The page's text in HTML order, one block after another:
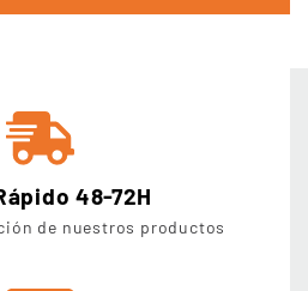
48-72H
de nuestros productos